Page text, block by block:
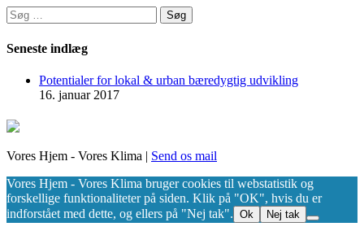
Søg
efter:
Seneste indlæg
Potentialer for lokal & urban bæredygtig udvikling
16. januar 2017
Vores Hjem - Vores Klima | Send os mail
Vores Hjem - Vores Klima bruger cookies til webstatistik og
forskellige funktionaliteter på siden. Klik på "OK", hvis du er
indforstået med dette, og ellers på "Nej tak". Ok Nej tak